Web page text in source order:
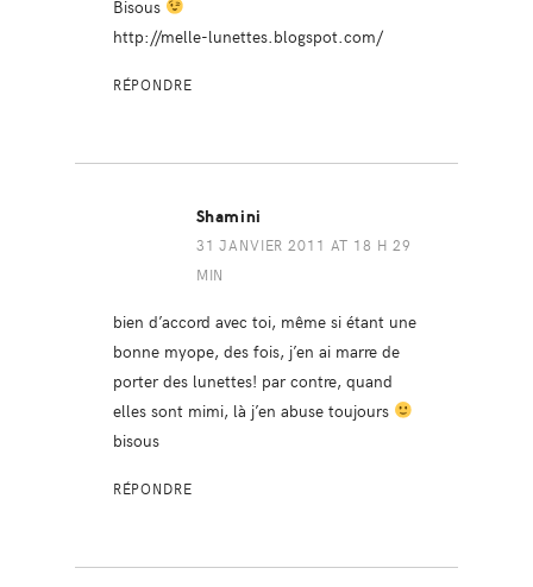
Bisous
http://melle-lunettes.blogspot.com/
RÉPONDRE
Shamini
31 JANVIER 2011 AT 18 H 29
MIN
bien d’accord avec toi, même si étant une
bonne myope, des fois, j’en ai marre de
porter des lunettes! par contre, quand
elles sont mimi, là j’en abuse toujours
bisous
RÉPONDRE